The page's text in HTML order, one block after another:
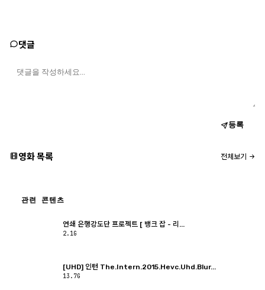
댓글
등록
영화 목록 전체보기
관련 콘텐츠
연쇄 은행강도단 프로젝트 [ 뱅크 잡 - 리...
2.1G
[UHD] 인턴 The.Intern.2015.Hevc.Uhd.Blur...
13.7G